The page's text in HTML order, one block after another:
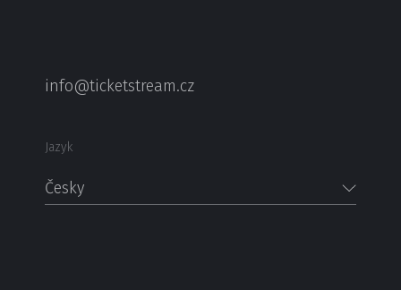
info@ticketstream.cz
Jazyk
Česky